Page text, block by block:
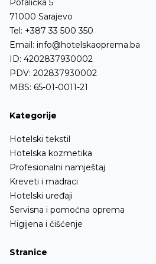
Aparati za točenje i hlađenje sokova
Osvježivači prostora i mirisi
Aparati za čišćenje cipela i kreme
Kante za reciklirani otpad
Garderobni ormari
Stubovi i barijere
Stalci za presvlačenje
Ofingeri
Ostalo
Pofalićka 5
71000 Sarajevo
Tel: +387 33 500 350
Email: info@hotelskaoprema.ba
ID: 4202837930002
PDV: 202837930002
MBS: 65-01-0011-21
Kategorije
Hotelski tekstil
Hotelska kozmetika
Profesionalni namještaj
Kreveti i madraci
Hotelski uređaji
Servisna i pomoćna oprema
Higijena i čišćenje
Stranice